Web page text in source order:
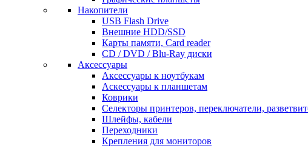
Накопители
USB Flash Drive
Внешние HDD/SSD
Карты памяти, Card reader
CD / DVD / Blu-Ray диски
Аксессуары
Аксессуары к ноутбукам
Аскессуары к планшетам
Коврики
Селекторы принтеров, переключатели,
Шлейфы, кабели
Переходники
Крепления для мониторов